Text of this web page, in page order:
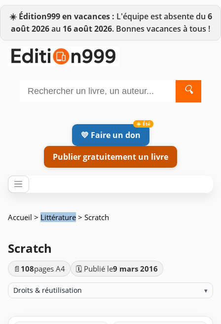
☀️ Édition999 en vacances : L'équipe est absente du 6
août 2026au 16 août 2026. Bonnes vacances à tous !
🔍
💛 Faire un don
Publier gratuitement un livre
Accueil > Littérature > Scratch
Scratch
📄 108pages A4 🗓️ Publié le9 mars 2016
Droits & réutilisation ▾